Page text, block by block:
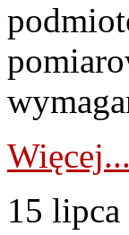
Więcej...
15